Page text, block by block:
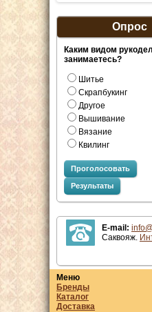
Опрос
Каким видом
занимаетесь?
Шитье
Скрапбукинг
Другое
Вышивание
Вязание
Квилинг
Проголосовать
Результаты
E-mail:
Саквояж.
Меню
Бренды
Каталог
Доставка